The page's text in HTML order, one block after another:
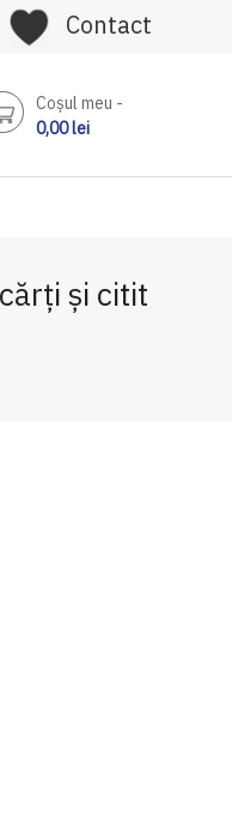
Contact
Coşul meu
0,00 lei
și citit